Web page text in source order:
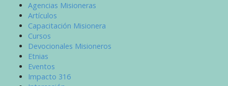
Agencias Misioneras
Artículos
Capacitación Misionera
Cursos
Devocionales Misioneros
Etnias
Eventos
Impacto 316